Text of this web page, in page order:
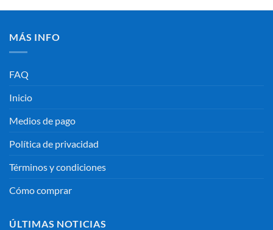
MÁS INFO
FAQ
Inicio
Medios de pago
Política de privacidad
Términos y condiciones
Cómo comprar
ÚLTIMAS NOTICIAS